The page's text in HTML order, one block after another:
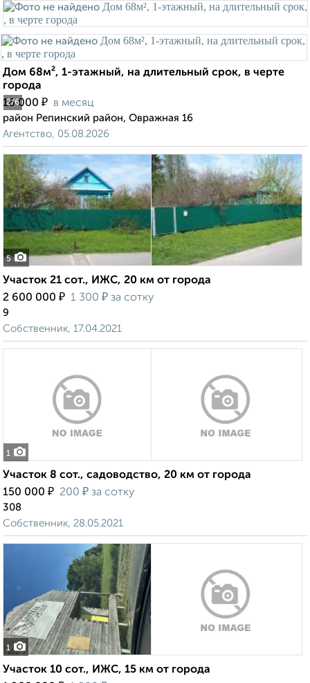
2/6
Дом 68м², 1-этажный, на длительный срок, в черте
города
16 000 ₽ в месяц
район Репинский район, Овражная 16
Агентство, 05.08.2026
5
Участок 21 сот., ИЖС, 20 км от города
2 600 000 ₽ 1 300 ₽ за сотку
9
Собственник, 17.04.2021
1
Участок 8 сот., садоводство, 20 км от города
150 000 ₽ 200 ₽ за сотку
308
Собственник, 28.05.2021
1
Участок 10 сот., ИЖС, 15 км от города